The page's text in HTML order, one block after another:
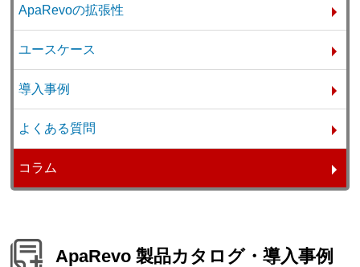
ApaRevoの拡張性
ユースケース
導入事例
よくある質問
コラム
ApaRevo 製品カタログ・導入事例